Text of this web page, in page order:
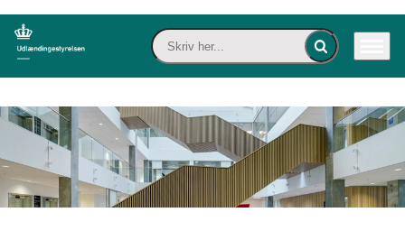
Gå til forsiden
Skriv her... -
Fold søgefelt ind